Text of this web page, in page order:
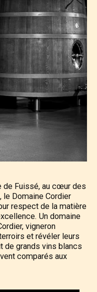
de Fuissé, au cœur des
le Domaine Cordier
respect de la matière
Un domaine
vigneron
et révéler leurs
de grands vins blancs
comparés aux